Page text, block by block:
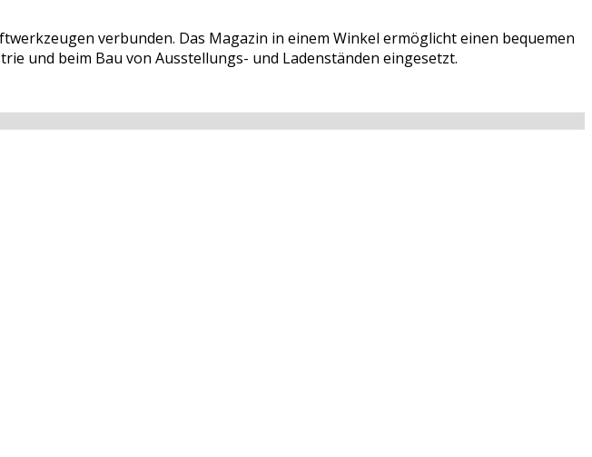
verbunden. Das Magazin in einem Winkel ermöglicht einen bequemen
und beim Bau von Ausstellungs- und Ladenständen eingesetzt.